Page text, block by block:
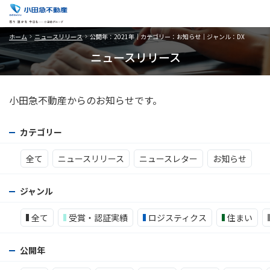
ホーム ニュースリリース 公開年：2021年｜カテゴリー：お知らせ｜ジャンル：DX
ニュースリリース
小田急不動産からのお知らせです。
カテゴリー
全て ニュースリリース ニュースレター お知らせ
ジャンル
全て 受賞・認証実績 ロジスティクス 住まい
公開年